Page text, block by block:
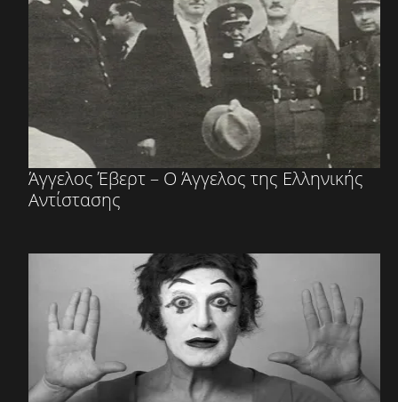
Άγγελος Έβερτ – Ο Άγγελος της Ελληνικής
Αντίστασης